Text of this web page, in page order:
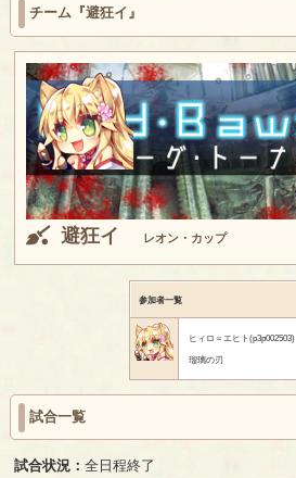
チーム『避狂イ』
避狂イ レオン・カップ
参加者一覧
ヒィロ＝エヒト(p3p002503)
瑠璃の刃
試合一覧
試合状況：全日程終了